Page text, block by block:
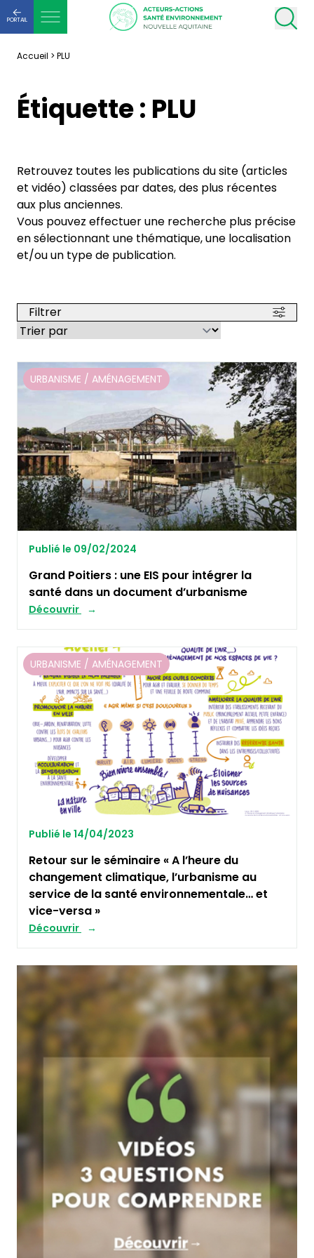
PORTAIL
Accueil > PLU
Étiquette : PLU
Retrouvez toutes les publications du site (articles
et vidéo) classées par dates, des plus récentes
aux plus anciennes.
Vous pouvez effectuer une recherche plus précise
en sélectionnant une thématique, une localisation
et/ou un type de publication.
Filtrer
URBANISME / AMÉNAGEMENT
Publié le 09/02/2024
Grand Poitiers : une EIS pour intégrer la
santé dans un document d’urbanisme
Découvrir
URBANISME / AMÉNAGEMENT
Publié le 14/04/2023
Retour sur le séminaire « A l’heure du
changement climatique, l’urbanisme au
service de la santé environnementale… et
vice-versa »
Découvrir